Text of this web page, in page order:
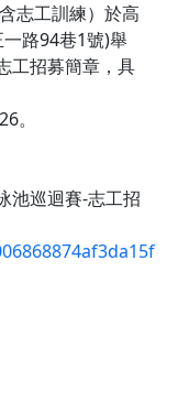
志工訓練）於高
路94巷1號)舉
工招募簡章，具
。
池巡迴賽-志工招